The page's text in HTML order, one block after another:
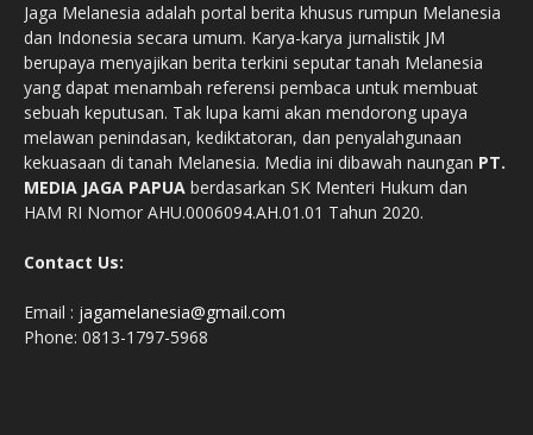
Jaga Melanesia adalah portal berita khusus rumpun Melanesia
dan Indonesia secara umum. Karya-karya jurnalistik JM
berupaya menyajikan berita terkini seputar tanah Melanesia
yang dapat menambah referensi pembaca untuk membuat
sebuah keputusan. Tak lupa kami akan mendorong upaya
melawan penindasan, kediktatoran, dan penyalahgunaan
kekuasaan di tanah Melanesia. Media ini dibawah naungan PT.
MEDIA JAGA PAPUA berdasarkan SK Menteri Hukum dan
HAM RI Nomor AHU.0006094.AH.01.01 Tahun 2020.
Contact Us:
Email : jagamelanesia@gmail.com
Phone: 0813-1797-5968